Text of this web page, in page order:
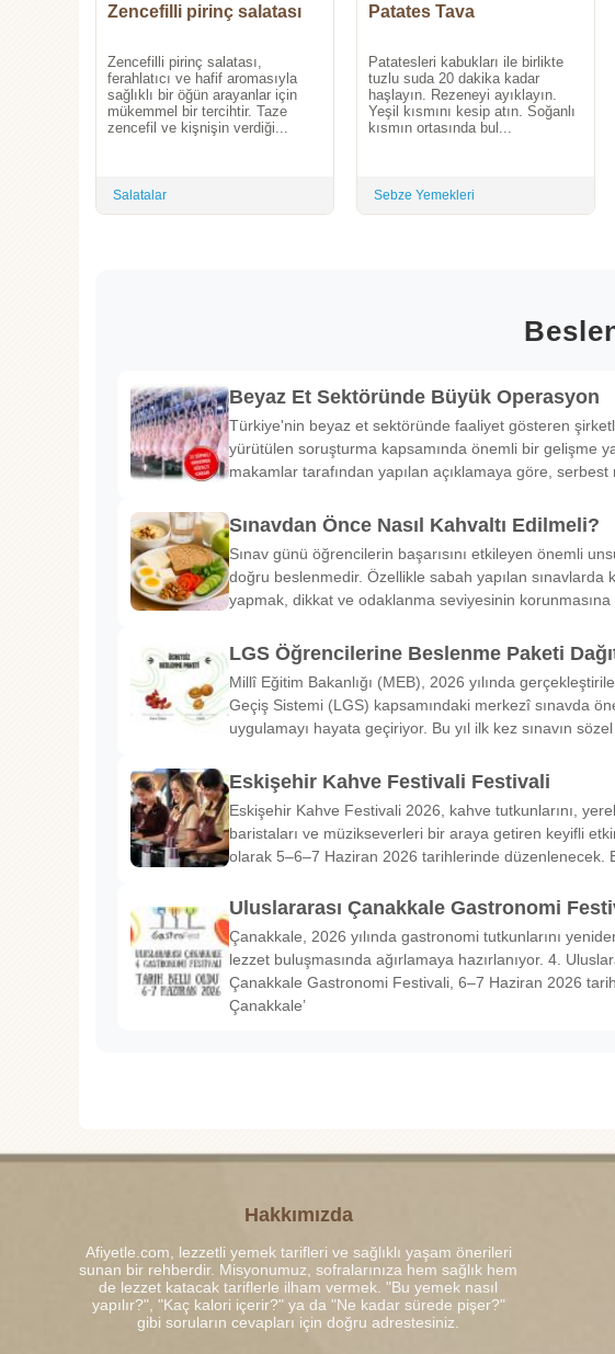
Zencefilli pirinç salatası
Zencefilli pirinç salatası,
ferahlatıcı ve hafif aromasıyla
sağlıklı bir öğün arayanlar için
mükemmel bir tercihtir. Taze
zencefil ve kişnişin verdiği...
Salatalar
Patates Tava
Patatesleri kabukları ile birlikte
tuzlu suda 20 dakika kadar
haşlayın. Rezeneyi ayıklayın.
Yeşil kısmını kesip atın. Soğanlı
kısmın ortasında bul...
Sebze Yemekleri
Beyaz Et Sektöründe Büyük Operasyon
Türkiye'nin beyaz et sektöründe faaliyet gösteren
yürütülen soruşturma kapsamında önemli bir gelişme
makamlar tarafından yapılan açıklamaya göre, serbest
Sınavdan Önce Nasıl Kahvaltı Edilmeli?
Sınav günü öğrencilerin başarısını etkileyen önemli
doğru beslenmedir. Özellikle sabah yapılan sınavlarda
yapmak, dikkat ve odaklanma seviyesinin korunmasına
LGS Öğrencilerine Beslenme Paketi
Millî Eğitim Bakanlığı (MEB), 2026 yılında
Geçiş Sistemi (LGS) kapsamındaki merkezî sınavda
uygulamayı hayata geçiriyor. Bu yıl ilk kez sınavın
Eskişehir Kahve Festivali Festivali
Eskişehir Kahve Festivali 2026, kahve tutkunlarını,
baristaları ve müzikseverleri bir araya getiren keyifli
olarak 5–6–7 Haziran 2026 tarihlerinde düzenlenecek.
Uluslararası Çanakkale Gastronomi
Çanakkale, 2026 yılında gastronomi tutkunlarını
lezzet buluşmasında ağırlamaya hazırlanıyor. 4.
Çanakkale Gastronomi Festivali, 6–7 Haziran 2026
Çanakkale’
Hakkımızda
Afiyetle.com, lezzetli yemek tarifleri ve sağlıklı yaşam önerileri
sunan bir rehberdir. Misyonumuz, sofralarınıza hem sağlık hem
de lezzet katacak tariflerle ilham vermek. "Bu yemek nasıl
yapılır?", "Kaç kalori içerir?" ya da "Ne kadar sürede pişer?"
gibi soruların cevapları için doğru adrestesiniz.